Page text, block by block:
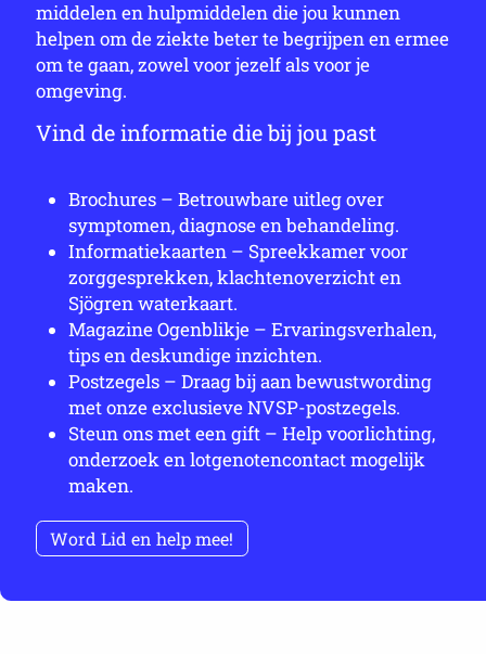
middelen en hulpmiddelen die jou kunnen
helpen om de ziekte beter te begrijpen en ermee
om te gaan, zowel voor jezelf als voor je
omgeving.
Vind de informatie die bij jou past
Brochures – Betrouwbare uitleg over
symptomen, diagnose en behandeling.
Informatiekaarten – Spreekkamer voor
zorggesprekken, klachtenoverzicht en
Sjögren waterkaart.
Magazine Ogenblikje – Ervaringsverhalen,
tips en deskundige inzichten.
Postzegels – Draag bij aan bewustwording
met onze exclusieve NVSP-postzegels.
Steun ons met een gift – Help voorlichting,
onderzoek en lotgenotencontact mogelijk
maken.
Word Lid en help mee!